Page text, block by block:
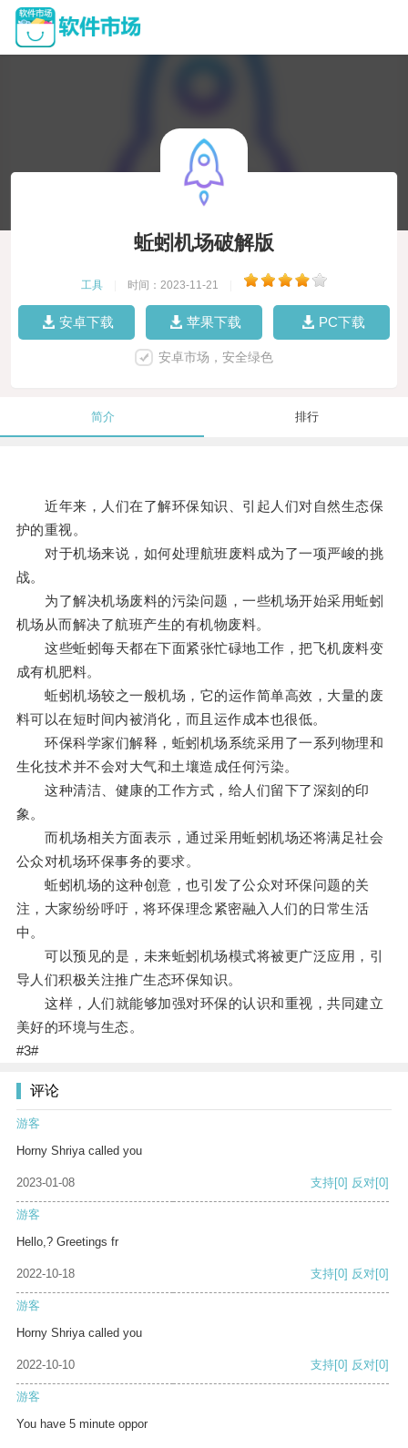
蚯蚓机场破解版
工具 时间：2023-11-21
安卓下载 苹果下载 PC下载
安卓市场，安全绿色
简介 排行
近年来，人们在了解环保知识、引起人们对自然生态保
护的重视。
对于机场来说，如何处理航班废料成为了一项严峻的挑
战。
为了解决机场废料的污染问题，一些机场开始采用蚯蚓
机场从而解决了航班产生的有机物废料。
这些蚯蚓每天都在下面紧张忙碌地工作，把飞机废料变
成有机肥料。
蚯蚓机场较之一般机场，它的运作简单高效，大量的废
料可以在短时间内被消化，而且运作成本也很低。
环保科学家们解释，蚯蚓机场系统采用了一系列物理和
生化技术并不会对大气和土壤造成任何污染。
这种清洁、健康的工作方式，给人们留下了深刻的印
象。
而机场相关方面表示，通过采用蚯蚓机场还将满足社会
公众对机场环保事务的要求。
蚯蚓机场的这种创意，也引发了公众对环保问题的关
注，大家纷纷呼吁，将环保理念紧密融入人们的日常生活
中。
可以预见的是，未来蚯蚓机场模式将被更广泛应用，引
导人们积极关注推广生态环保知识。
这样，人们就能够加强对环保的认识和重视，共同建立
美好的环境与生态。
#3#
评论
游客
Horny Shriya called you
2023-01-08 支持[0] 反对[0]
游客
Hello,? Greetings fr
2022-10-18 支持[0] 反对[0]
游客
Horny Shriya called you
2022-10-10 支持[0] 反对[0]
游客
You have 5 minute oppor